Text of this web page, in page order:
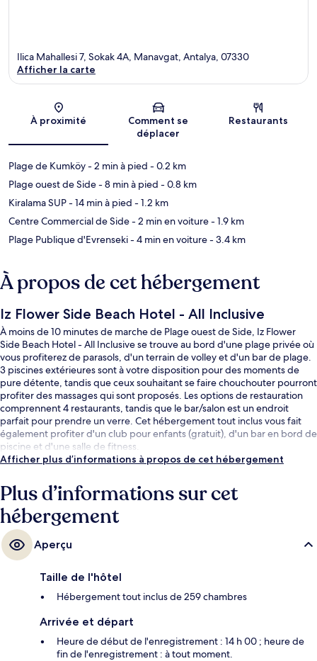
Carte
Ilica Mahallesi 7, Sokak 4A, Manavgat, Antalya, 07330
Afficher la carte
À proximité
Comment se
déplacer
Restaurants
Plage de Kumköy- 2 min à pied - 0.2 km
Plage ouest de Side- 8 min à pied - 0.8 km
Kiralama SUP- 14 min à pied - 1.2 km
Centre Commercial de Side- 2 min en voiture- 1.9 km
Plage Publique d'Evrenseki- 4 min en voiture- 3.4 km
À propos de cet hébergement
Iz Flower Side Beach Hotel - All Inclusive
À moins de 10 minutes de marche de Plage ouest de Side, Iz Flower
Side Beach Hotel - All Inclusive se trouve au bord d'une plage privée où
vous profiterez de parasols, d'un terrain de volley et d'un bar de plage.
3 piscines extérieures sont à votre disposition pour des moments de
pure détente, tandis que ceux souhaitant se faire chouchouter pourront
profiter des massages qui sont proposés. Les options de restauration
comprennent 4 restaurants, tandis que le bar/salon est un endroit
parfait pour prendre un verre. Cet hébergement tout inclus vous fait
également profiter d'un club pour enfants (gratuit), d'un bar en bord de
piscine et d'une salle de fitness.
Afficher plus d’informations à propos de cet hébergement
Plus d’informations sur cet
hébergement
Aperçu
Taille de l'hôtel
Hébergement tout inclus de 259 chambres
Arrivée et départ
Heure de début de l'enregistrement : 14 h 00 ; heure de
fin de l'enregistrement : à tout moment.